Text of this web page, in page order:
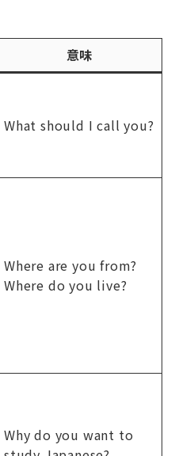
意味
What should I call you?
Where are you from?
Where do you live?
Why do you want to